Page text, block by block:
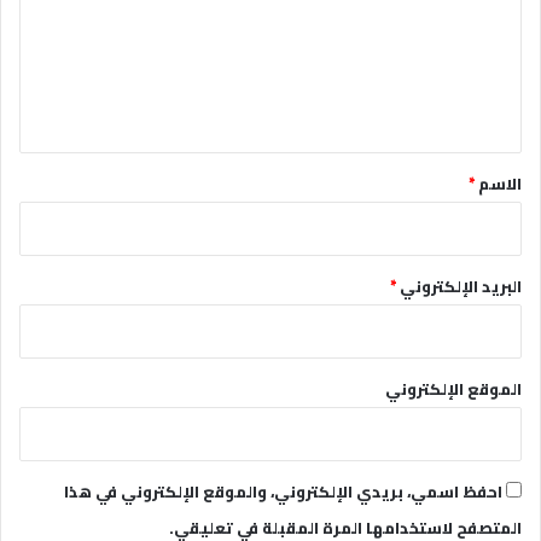
*الاسم*
البريد الإلكتروني*
الموقع الإلكتروني
احفظ اسمي، بريدي الإلكتروني، والموقع الإلكتروني في هذا
المتصفح لاستخدامها المرة المقبلة في تعليقي.